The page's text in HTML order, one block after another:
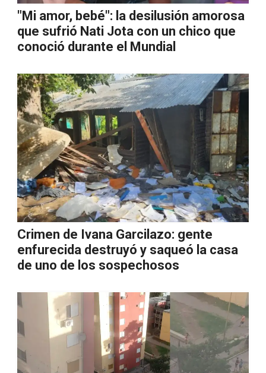
"Mi amor, bebé": la desilusión amorosa
que sufrió Nati Jota con un chico que
conoció durante el Mundial
Crimen de Ivana Garcilazo: gente
enfurecida destruyó y saqueó la casa
de uno de los sospechosos